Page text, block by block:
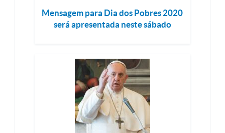
Mensagem para Dia dos Pobres 2020
será apresentada neste sábado